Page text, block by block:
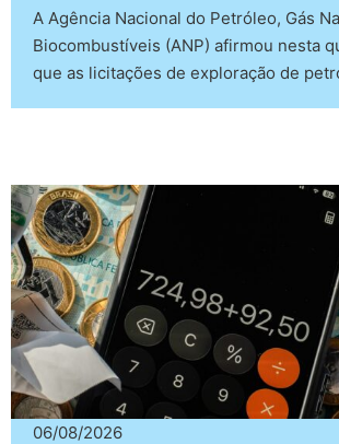
A Agência Nacional do Petróleo, Gás
Biocombustíveis (ANP) afirmou nesta
que as licitações de exploração de
06/08/2026